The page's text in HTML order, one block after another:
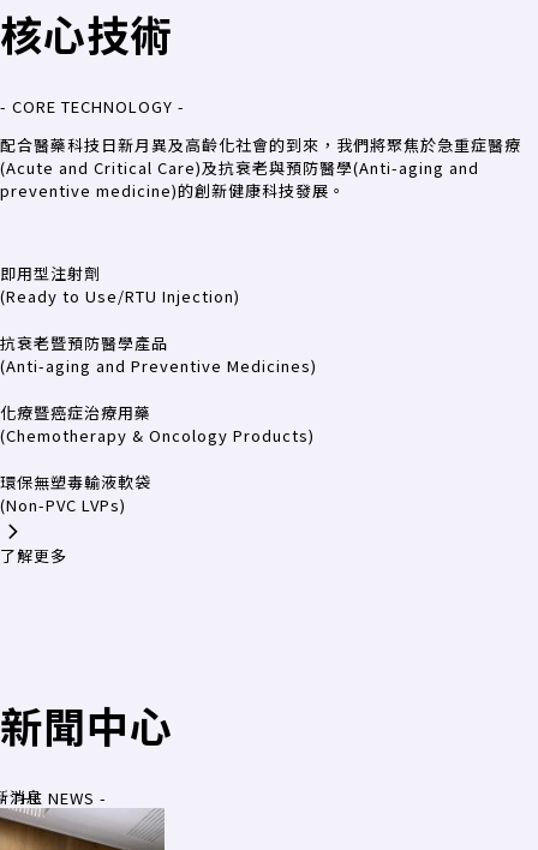
核心技術
- CORE TECHNOLOGY -
配合醫藥科技日新月異及高齡化社會的到來 ，我們將聚焦於急重症醫療
(Acute and Critical Care)及抗衰老與預防醫學(Anti-aging and
preventive medicine)的創新健康科技發展 。
即用型注射劑
(Ready to Use/RTU Injection)
抗衰老暨預防醫學產品
(Anti-aging and Preventive Medicines)
化療暨癌症治療用藥
(Chemotherapy & Oncology Products)
環保無塑毒輸液軟袋
(Non-PVC LVPs)
了解更多
新聞中心
- THE NEWS -
消息